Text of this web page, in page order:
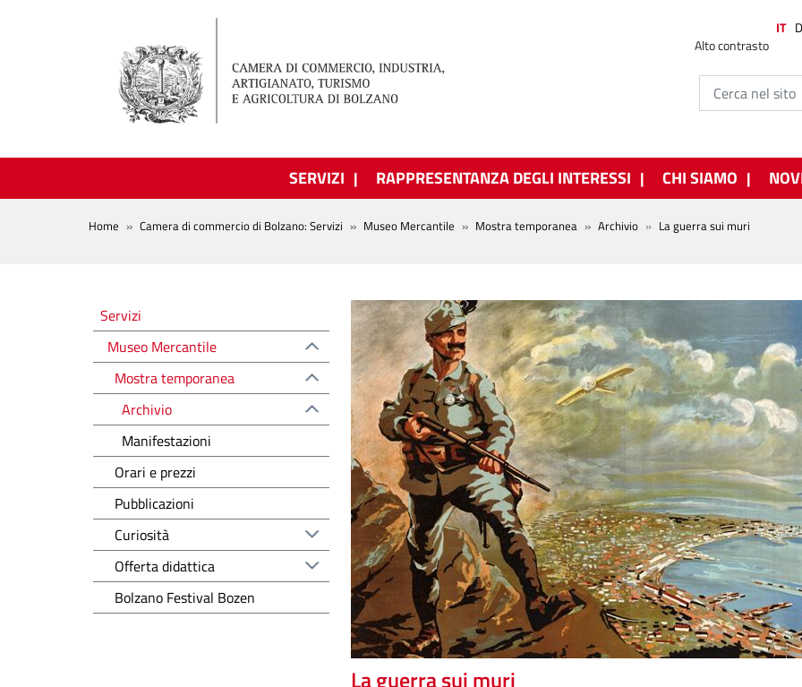
Alto contrasto
IT
SERVIZI RAPPRESENTANZA DEGLI INTERESSI CHI SIAMO
BREADCRUMB
Home Camera di commercio di Bolzano: Servizi Museo Mercantile Mostra temporanea Archivio La guerra sui muri
La guerra sui muri
Altre voci
Servizi
Museo Mercantile
Mostra temporanea
Archivio
Manifestazioni
Orari e prezzi
Pubblicazioni
Curiosità
Offerta didattica
Bolzano Festival Bozen